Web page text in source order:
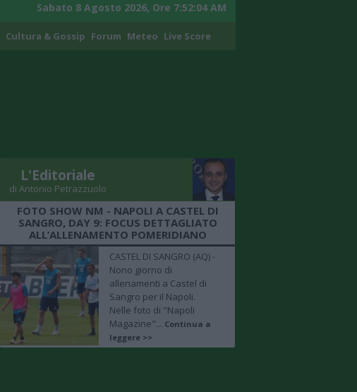
Sabato 8 Agosto 2026, Ore 7:52:05 AM
Cultura & Gossip Forum Meteo Live Score
L'Editoriale
di Antonio Petrazzuolo
FOTO SHOW NM - NAPOLI A CASTEL DI
SANGRO, DAY 9: FOCUS DETTAGLIATO
ALL’ALLENAMENTO POMERIDIANO
CASTEL DI SANGRO (AQ) -
Nono giorno di
allenamenti a Castel di
Sangro per il Napoli.
Nelle foto di "Napoli
Magazine"... Continua a
leggere >>